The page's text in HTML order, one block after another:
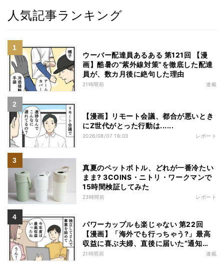
人気記事ランキング
ウーバー配達員あるある 第121回 【漫
画】酷暑の“紫外線対策”を徹底した配達
員が、数カ月後に絶句した理由
21時間前 連載
【漫画】リモート会議、都合が悪いとき
にZ世代がとった行動は......
2026/08/07 16:03 レポート
真夏のペットボトル、どれが一番冷たい
まま? 3COINS・ニトリ・ワークマンで
15時間検証してみた
23時間前 レポート
パワーカップルも楽じゃない 第22回
【漫画】「海外でも行っちゃう?」最高
収益に喜ぶ夫婦、直後に届いた“通知
書”で現実に戻された
21時間前 連載